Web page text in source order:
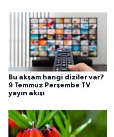
Bu akşam hangi diziler var?
9 Temmuz Perşembe TV
yayın akışı